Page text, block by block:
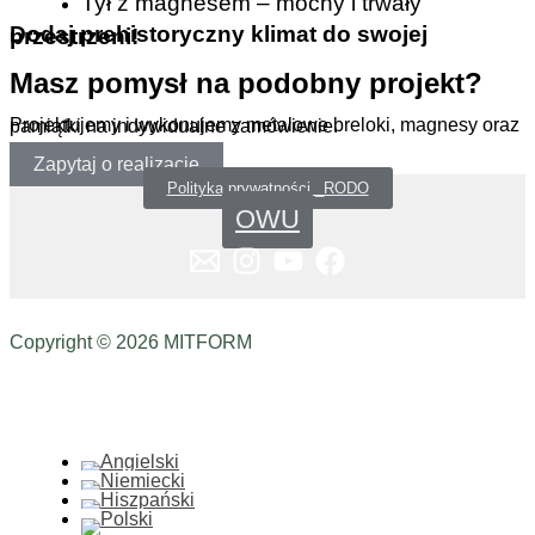
Dodaj prehistoryczny klimat do swojej przestrzeni!
Masz pomysł na podobny projekt?
Projektujemy i wykonujemy metalowe breloki, magnesy oraz pamiątki na indywidualne zamówienie.
Zapytaj o realizację
Polityka prywatności _RODO
OWU
Copyright © 2026 MITFORM